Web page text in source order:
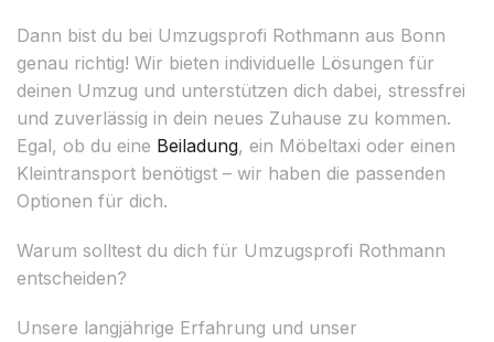
Dann bist du bei Umzugsprofi Rothmann aus Bonn
genau richtig! Wir bieten individuelle Lösungen für
deinen Umzug und unterstützen dich dabei, stressfrei
und zuverlässig in dein neues Zuhause zu kommen.
Egal, ob du eine Beiladung, ein Möbeltaxi oder einen
Kleintransport benötigst – wir haben die passenden
Optionen für dich.
Warum solltest du dich für Umzugsprofi Rothmann
entscheiden?
Unsere langjährige Erfahrung und unser